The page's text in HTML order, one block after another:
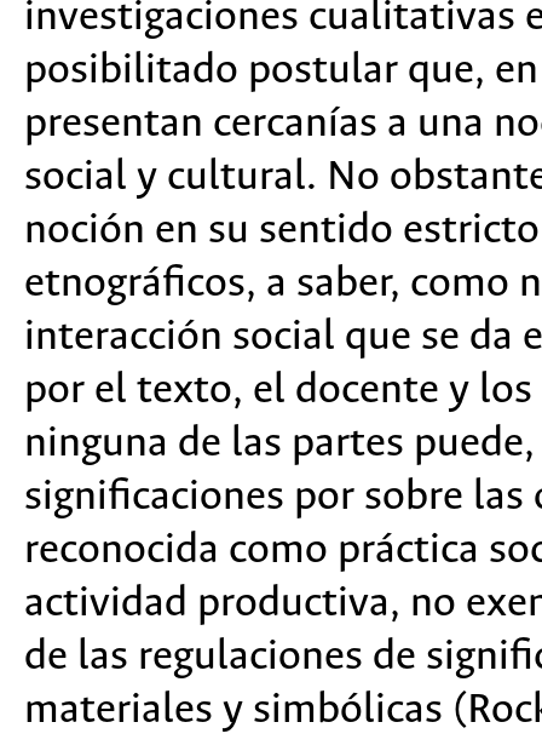
investigaciones cualitativas
posibilitado postular que,
presentan cercanías a una
social y cultural. No
noción en su sentido
etnográficos, a saber, como
interacción social que se da
por el texto, el docente y
ninguna de las partes
significaciones por sobre
reconocida como práctica
actividad productiva, no
de las regulaciones de
materiales y simbólicas